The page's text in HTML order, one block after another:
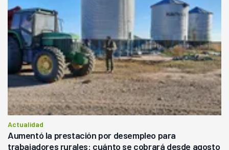
Actualidad
Aumentó la prestación por desempleo para
trabajadores rurales: cuánto se cobrará desde agosto